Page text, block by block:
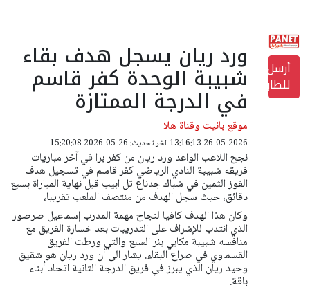
أرسل
للطابعة
ورد ريان يسجل هدف بقاء
شبيبة الوحدة كفر قاسم
في الدرجة الممتازة
موقع بانيت وقناة هلا
26-05-2026 13:16:13 اخر تحديث: 26-05-2026 15:20:08
نجح اللاعب الواعد ورد ريان من كفر برا في آخر مباريات
فريقه شبيبة النادي الرياضي كفر قاسم في تسجيل هدف
الفوز الثمين في شباك جدناع تل ابيب قبل نهاية المباراة بسبع
دقائق، حيث سجل الهدف من منتصف الملعب تقريبا،
وكان هذا الهدف كافيا لنجاح مهمة المدرب إسماعيل صرصور
الذي انتدب للإشراف على التدريبات بعد خسارة الفريق مع
منافسه شبيبة مكابي بئر السبع والتي ورطت الفريق
القسماوي في صراع البقاء. يشار الى أن ورد ريان هو شقيق
وحيد ريان الذي يبرز في فريق الدرجة الثانية اتحاد أبناء
باقة.